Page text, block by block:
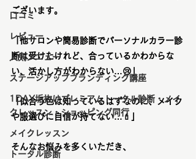
口コミ
レビュー
人気メニュー
ステージアップブランディング講座
1DAY垢抜けプレミアムトータル診断・メイ
クレッスン・ショッピング同行
メイクレッスン
トータル診断
ございます。
「他サロンや簡易診断でパーソナルカラー診
断は受けたけれど、合っているかわからな
い、活かし方がわからない…😢」
「似合う色は知っているはずなのに、メイク
や服選びに自信が持てない…💄」
そんなお悩みを多くいただき、